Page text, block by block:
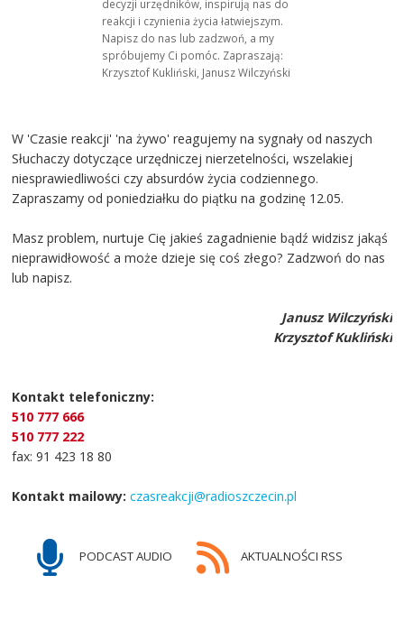
decyzji urzędników, inspirują nas do
reakcji i czynienia życia łatwiejszym.
Napisz do nas lub zadzwoń, a my
spróbujemy Ci pomóc. Zapraszają:
Krzysztof Kukliński, Janusz Wilczyński
W 'Czasie reakcji' 'na żywo' reagujemy na sygnały od naszych
Słuchaczy dotyczące urzędniczej nierzetelności, wszelakiej
niesprawiedliwości czy absurdów życia codziennego.
Zapraszamy od poniedziałku do piątku na godzinę 12.05.
Masz problem, nurtuje Cię jakieś zagadnienie bądź widzisz jakąś
nieprawidłowość a może dzieje się coś złego? Zadzwoń do nas
lub napisz.
Janusz Wilczyński
Krzysztof Kukliński
Kontakt telefoniczny:
510 777 666
510 777 222
fax: 91 423 18 80
Kontakt mailowy: czasreakcji@radioszczecin.pl
PODCAST AUDIO AKTUALNOŚCI RSS